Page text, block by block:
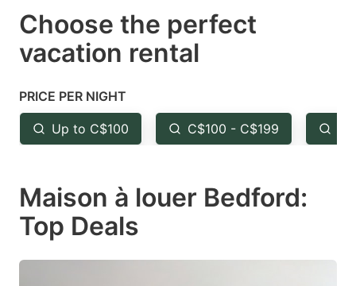
select
a
Press
the
question
key
to
select
the
question
key
Choose the perfect
vacation rental
PRICE PER NIGHT
Up to C$100 C$100 - C$199
Maison à louer Bedford:
Top Deals